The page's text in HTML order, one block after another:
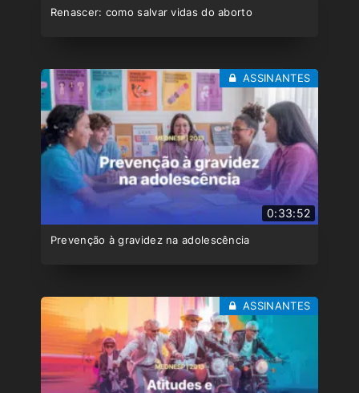
Renascer: como salvar vidas do aborto
0:33:52
Prevenção à gravidez na adolescência
ASSINANTES
ASSINANTES